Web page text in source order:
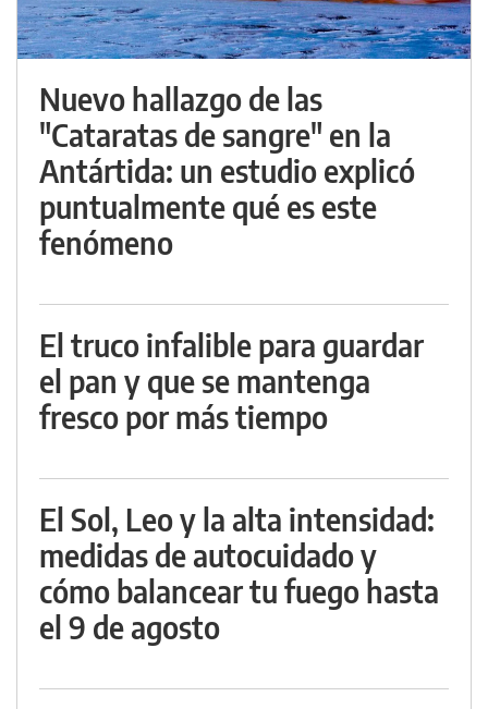
Nuevo hallazgo de las
"Cataratas de sangre" en la
Antártida: un estudio explicó
puntualmente qué es este
fenómeno
El truco infalible para guardar
el pan y que se mantenga
fresco por más tiempo
El Sol, Leo y la alta intensidad:
medidas de autocuidado y
cómo balancear tu fuego hasta
el 9 de agosto